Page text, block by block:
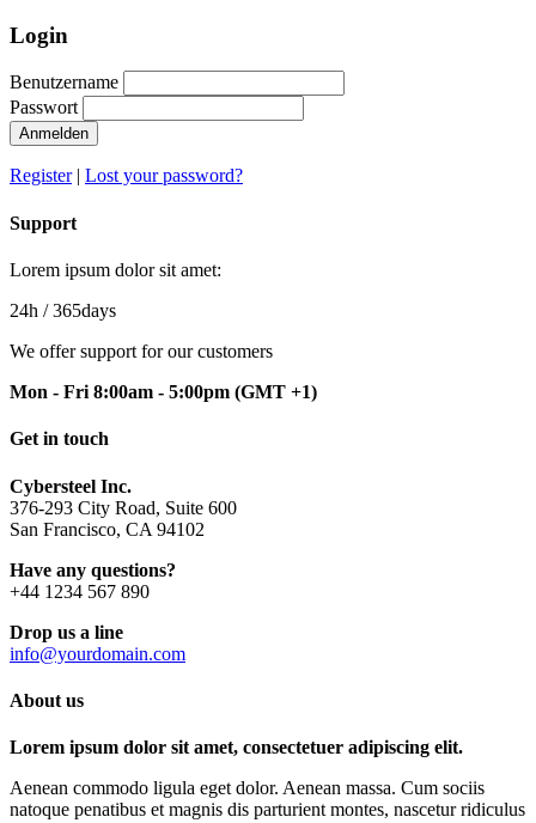
Login
Benutzername
Passwort
Anmelden
Register| Lost your password?
Support
Lorem ipsum dolor sit amet:
24h / 365days
We offer support for our customers
Mon - Fri 8:00am - 5:00pm (GMT +1)
Get in touch
Cybersteel Inc.
376-293 City Road, Suite 600
San Francisco, CA 94102
Have any questions?
+44 1234 567 890
Drop us a line
info@yourdomain.com
About us
Lorem ipsum dolor sit amet, consectetuer adipiscing elit.
Aenean commodo ligula eget dolor. Aenean massa. Cum sociis
natoque penatibus et magnis dis parturient montes, nascetur ridiculus